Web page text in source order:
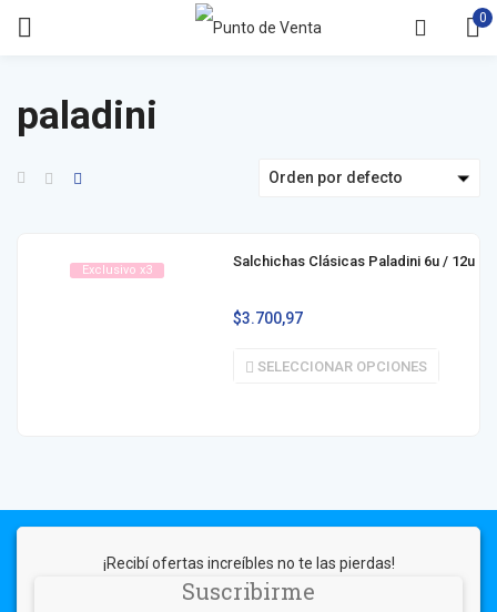
0
paladini
Orden por defecto
Exclusivo x3
Salchichas Clásicas Paladini 6u / 12u
$3.700,97
SELECCIONAR OPCIONES
¡Recibí ofertas increíbles no te las pierdas!
Suscribirme